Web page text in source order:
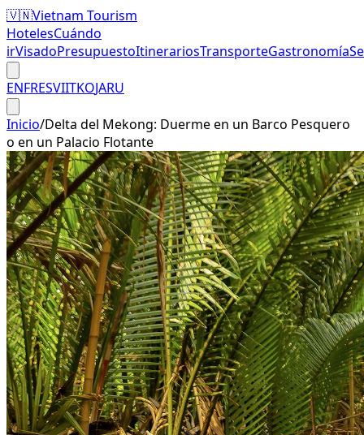
🇻🇳Vietnam Tourism
HotelesCuándo
irVisadoPresupuestoItinerariosTransporteGastronomía
ENFRESVIITKOJARU
Inicio/Delta del Mekong: Duerme en un Barco Pesquero
o en un Palacio Flotante